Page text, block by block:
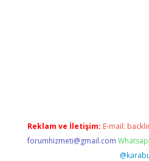
Reklam ve İletişim: E-mail:
forumhizmeti@gmail.com